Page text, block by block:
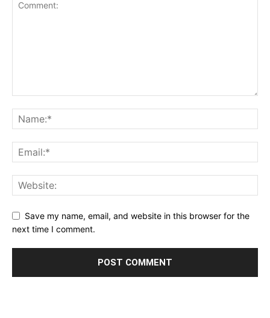
Save my name, email, and website in this browser for the
next time I comment.